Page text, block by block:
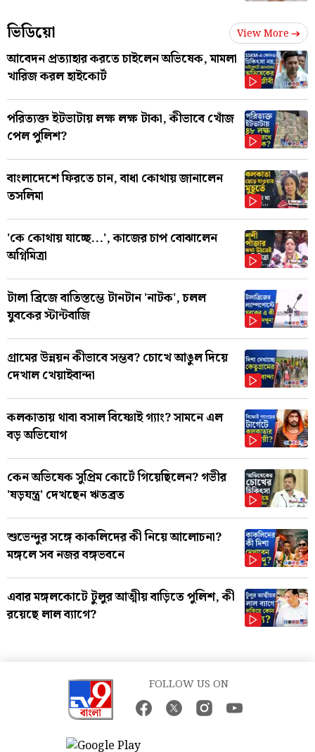
ভিডিয়ো View More
আবেদন প্রত্যাহার করতে চাইলেন অভিষেক, মামলা
খারিজ করল হাইকোর্ট
পরিত্যক্ত ইটভাটায় লক্ষ লক্ষ টাকা, কীভাবে খোঁজ
পেল পুলিশ?
বাংলাদেশে ফিরতে চান, বাধা কোথায় জানালেন
তসলিমা
'কে কোথায় যাচ্ছে...', কাজের চাপ বোঝালেন
অগ্নিমিত্রা
টালা ব্রিজে বাতিস্তম্ভে টানটান 'নাটক', চলল
যুবকের স্টান্টবাজি
গ্রামের উন্নয়ন কীভাবে সম্ভব? চোখে আঙুল দিয়ে
দেখাল খেয়াইবান্দা
কলকাতায় থাবা বসাল বিষ্ণোই গ্যাং? সামনে এল
বড় অভিযোগ
কেন অভিষেক সুপ্রিম কোর্টে গিয়েছিলেন? গভীর
'ষড়যন্ত্র' দেখছেন ঋতব্রত
শুভেন্দুর সঙ্গে কাকলিদের কী নিয়ে আলোচনা?
মঙ্গলে সব নজর বঙ্গভবনে
এবার মঙ্গলকোটে টুলুর আত্মীয় বাড়িতে পুলিশ, কী
রয়েছে লাল ব্যাগে?
FOLLOW US ON